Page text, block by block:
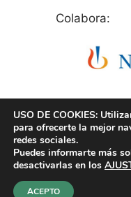
Colabora:
© Copyright 2026
USO DE COOKIES:
para ofrecerte la mejor
redes sociales.
Puedes informarte más
desactivarlas en los
ACEPTO